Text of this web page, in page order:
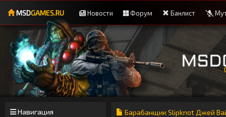
MSDGAMES.RU Новости Форум Банлист
Навигация Барабанщик Slipknot Джей